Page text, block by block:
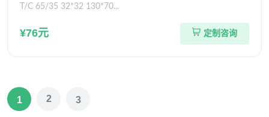
T/C 65/35 32*32 130*70...
¥76元 定制咨询
1 2 3